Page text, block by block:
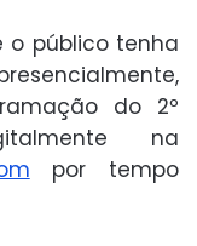
o público tenha
do 2º
na
por tempo